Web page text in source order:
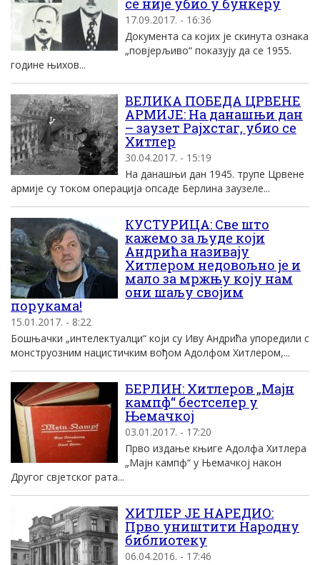
се није убио у бункеру
17.09.2017. - 16:36
Документа са којих је скинута ознака
„повјерљиво“ показују да се 1955.
године њихов...
ВЕЛИКА ПОБЕДА ЦРВЕНЕ
АРМИЈЕ: На данашњи дан
– заузет Рајхстаг, убио се
Хитлер
30.04.2017. - 15:19
На данашњи дан 1945. трупе Црвене
армије су током операција опсаде Берлина заузеле...
КУСТУРИЦА: Све што
кажемо за људе који
Андрића називају
Хитлером недовољно је и
мало за мржњу коју нам
они шаљу својим
порукама!
15.01.2017. - 8:22
Бошњачки „интелектуалци“ који су Иву Андрића упоредили с
монструозним нацистичким вођом Адолфом Хитлером,...
БЕРЛИН: Хитлеров „Мајн
кампф“ бестселер у
Њемачкој
03.01.2017. - 17:20
Прво издање књиге Адолфа Хитлера
„Мајн кампф“ у Њемачкој након
Другог свјетског рата...
ХИТЛЕР ЈЕ НАРЕДИО:
Прво уништити Народну
библиотеку
06.04.2016. - 17:46